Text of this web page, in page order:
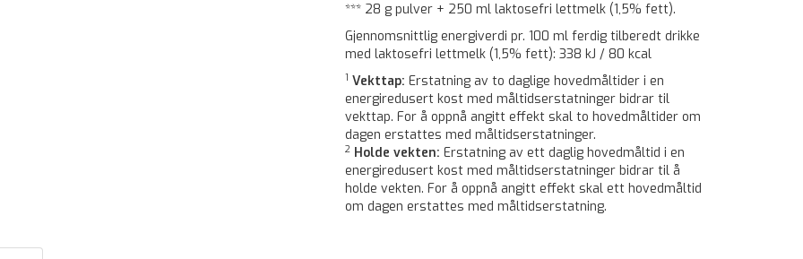
*** 28 g pulver + 250 ml laktosefri lettmelk (1,5% fett).
Gjennomsnittlig energiverdi pr. 100 ml ferdig tilberedt drikke
med laktosefri lettmelk (1,5% fett): 338 kJ / 80 kcal
1 Vekttap: Erstatning av to daglige hovedmåltider i en
energiredusert kost med måltidserstatninger bidrar til
vekttap. For å oppnå angitt effekt skal to hovedmåltider om
dagen erstattes med måltidserstatninger.
2 Holde vekten: Erstatning av ett daglig hovedmåltid i en
energiredusert kost med måltidserstatninger bidrar til å
holde vekten. For å oppnå angitt effekt skal ett hovedmåltid
om dagen erstattes med måltidserstatning.